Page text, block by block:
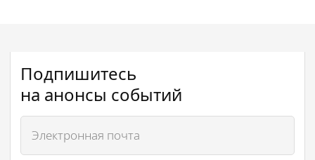
Подпишитесь
на анонсы событий